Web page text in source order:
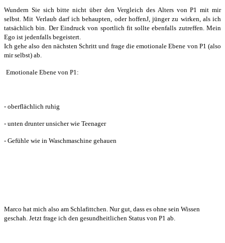
Wundern Sie sich bitte nicht über den Vergleich des Alters von P1 mit mir
selbst. Mit Verlaub darf ich behaupten, oder hoffenJ, jünger zu wirken, als ich
tatsächlich bin. Der Eindruck von sportlich fit sollte ebenfalls zutreffen. Mein
Ego ist jedenfalls begeistert.
Ich gehe also den nächsten Schritt und frage die emotionale Ebene von P1 (also
mir selbst) ab.
Emotionale Ebene von P1:
- oberflächlich ruhig
- unten drunter unsicher wie Teenager
- Gefühle wie in Waschmaschine gehauen
Marco hat mich also am Schlafittchen. Nur gut, dass es ohne sein Wissen
geschah. Jetzt frage ich den gesundheitlichen Status von P1 ab.